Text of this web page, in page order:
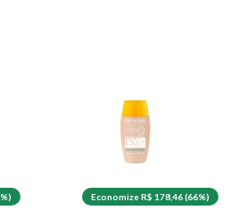
Economize R$ 178,46 (66%)